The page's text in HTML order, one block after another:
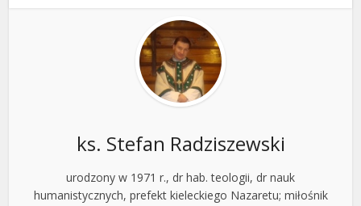
ks. Stefan Radziszewski
urodzony w 1971 r., dr hab. teologii, dr nauk
humanistycznych, prefekt kieleckiego Nazaretu; miłośnik